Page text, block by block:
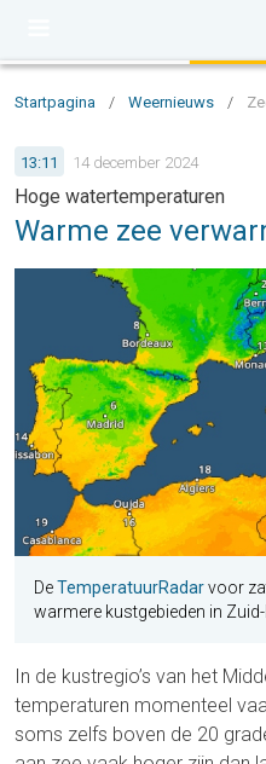
Startpagina / Weernieuws /
13:11 14 december 2024
Hoge watertemperaturen
Warme zee
DeTemperatuurRadarvoor
warmere kustgebieden in Zuid-
In de kustregio’s van het
temperaturen momenteel
soms zelfs boven de 20